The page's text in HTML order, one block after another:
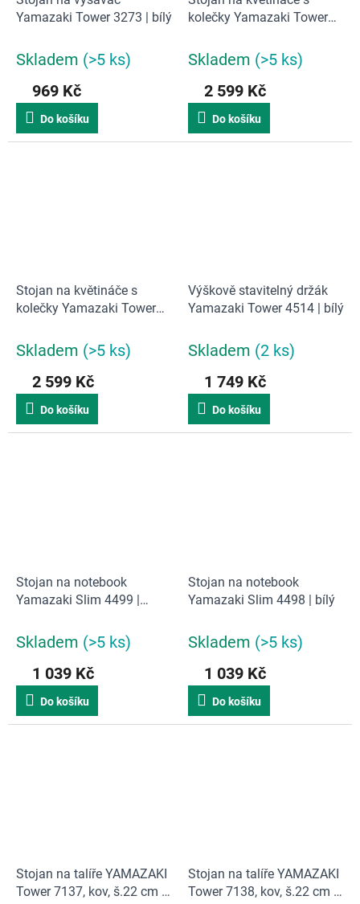
Yamazaki Tower 3273 | bílý
Skladem (>5 ks)
969 Kč
Do košíku
kolečky Yamazaki Tower
Skladem (>5 ks)
2 599 Kč
Do košíku
Stojan na květináče s
kolečky Yamazaki Tower
Skladem (>5 ks)
2 599 Kč
Do košíku
Výškově stavitelný držák
Yamazaki Tower 4514 | bílý
Skladem (2 ks)
1 749 Kč
Do košíku
Stojan na notebook
Yamazaki Slim 4499 |
Skladem (>5 ks)
1 039 Kč
Do košíku
Stojan na notebook
Yamazaki Slim 4498 | bílý
Skladem (>5 ks)
1 039 Kč
Do košíku
Stojan na talíře YAMAZAKI
Tower 7137, kov, š.22 cm |
Stojan na talíře YAMAZAKI
Tower 7138, kov, š.22 cm |